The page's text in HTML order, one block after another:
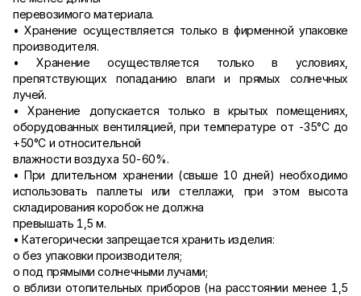
перевозимого материала.
• Хранение осуществляется только в фирменной упаковке
производителя.
• Хранение осуществляется только в условиях,
препятствующих попаданию влаги и прямых солнечных
лучей.
• Хранение допускается только в крытых помещениях,
оборудованных вентиляцией, при температуре от -35°С до
+50°С и относительной
влажности воздуха 50-60%.
• При длительном хранении (свыше 10 дней) необходимо
использовать паллеты или стеллажи, при этом высота
складирования коробок не должна
превышать 1,5 м.
• Категорически запрещается хранить изделия:
o без упаковки производителя;
o под прямыми солнечными лучами;
o вблизи отопительных приборов (на расстоянии менее 1,5